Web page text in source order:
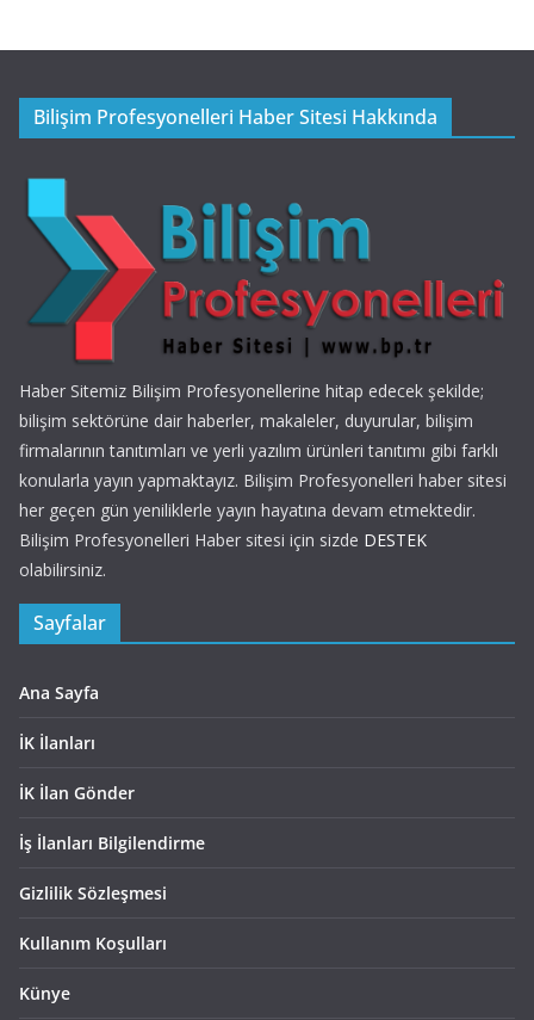
Bilişim Profesyonelleri Haber Sitesi Hakkında
Haber Sitemiz Bilişim Profesyonellerine hitap edecek şekilde;
bilişim sektörüne dair haberler, makaleler, duyurular, bilişim
firmalarının tanıtımları ve yerli yazılım ürünleri tanıtımı gibi farklı
konularla yayın yapmaktayız. Bilişim Profesyonelleri haber sitesi
her geçen gün yeniliklerle yayın hayatına devam etmektedir.
Bilişim Profesyonelleri Haber sitesi için sizde DESTEK
olabilirsiniz.
Sayfalar
Ana Sayfa
İK İlanları
İK İlan Gönder
İş İlanları Bilgilendirme
Gizlilik Sözleşmesi
Kullanım Koşulları
Künye